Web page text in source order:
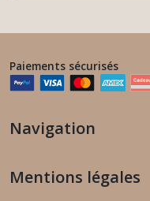
Paiements sécurisés
Navigation
Mentions légales